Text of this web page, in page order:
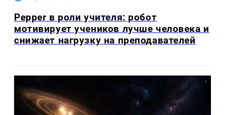
Pepper в роли учителя: робот
мотивирует учеников лучше человека и
снижает нагрузку на преподавателей